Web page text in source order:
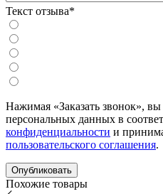
Текст отзыва*
Нажимая «Заказать звонок», вы
персональных данных в
конфиденциальности и
пользовательского соглашения.
Похожие товары